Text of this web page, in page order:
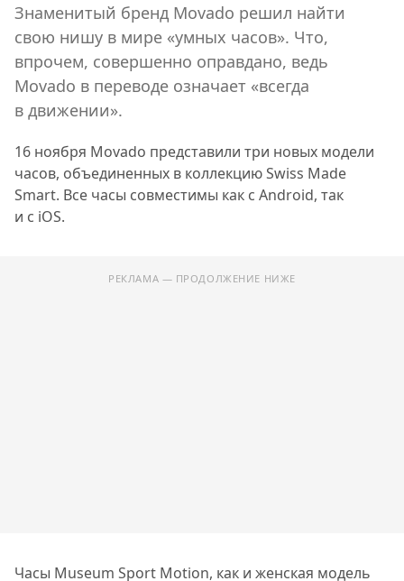
Знаменитый бренд Movado решил найти
свою нишу в мире «умных часов». Что,
впрочем, совершенно оправдано, ведь
Movado в переводе означает «всегда
в движении».
16 ноября Movado представили три новых модели
часов, объединенных в коллекцию Swiss Made
Smart. Все часы совместимы как с Android, так
и с iOS.
РЕКЛАМА — ПРОДОЛЖЕНИЕ НИЖЕ
Часы Museum Sport Motion, как и женская модель